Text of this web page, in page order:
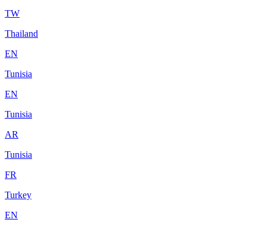
TW
Thailand
EN
Tunisia
EN
Tunisia
AR
Tunisia
FR
Turkey
EN